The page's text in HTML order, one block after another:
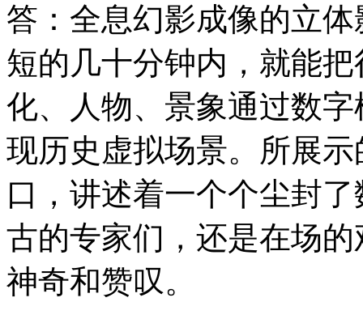
答：全息幻影成像的立
短的几十分钟内，就能
化、人物、景象通过数
现历史虚拟场景。所展
口，讲述着一个个尘封
古的专家们，还是在场
神奇和赞叹。